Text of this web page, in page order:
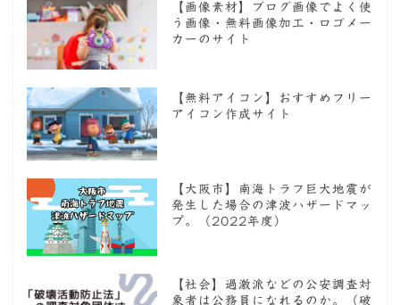
【画像素材】ブログ画像でよく使
う画像・無料画像加工・ロゴメー
カーのサイト
【無料アイコン】おすすめフリー
アイコン作成サイト
【大阪市】南海トラフ巨大地震が
発生した場合の津波ハザードマッ
プ。（2022年度）
【社会】過激派などの公安調査対
象者は公務員になれるのか。（破